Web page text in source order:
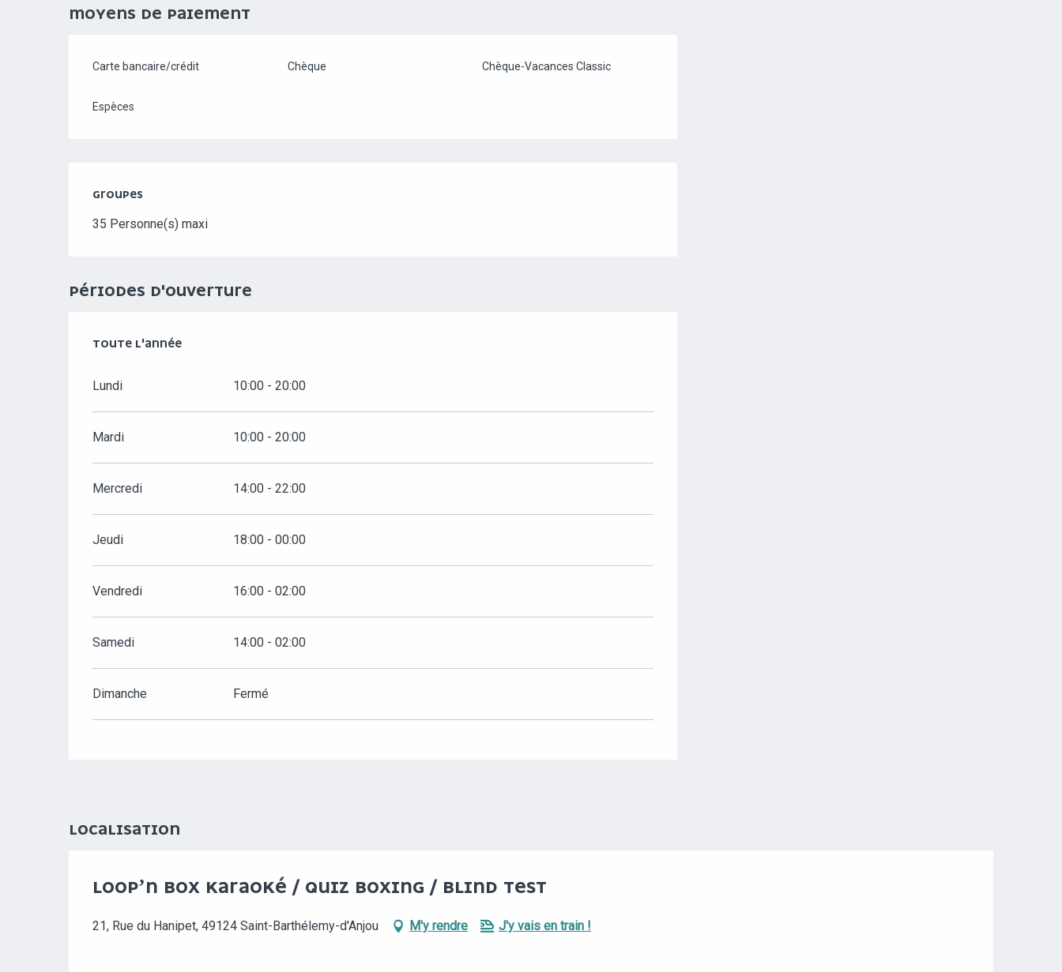
MOYENS DE PAIEMENT
Carte bancaire/crédit Chèque Chèque-Vacances Classic
Espèces
GROUPES
GROUPES
35 Personne(s) maxi
PÉRIODES D'OUVERTURE
TOUTE L'ANNÉE
TOUTE L'ANNÉE
Lundi 10:00 - 20:00
Mardi 10:00 - 20:00
Mercredi 14:00 - 22:00
Jeudi 18:00 - 00:00
Vendredi 16:00 - 02:00
Samedi 14:00 - 02:00
Dimanche Fermé
LOCALISATION
LOOP’N BOX KARAOKÉ / QUIZ BOXING / BLIND TEST
21, Rue du Hanipet, 49124 Saint-Barthélemy-d'Anjou M'y rendre J'y vais en train !